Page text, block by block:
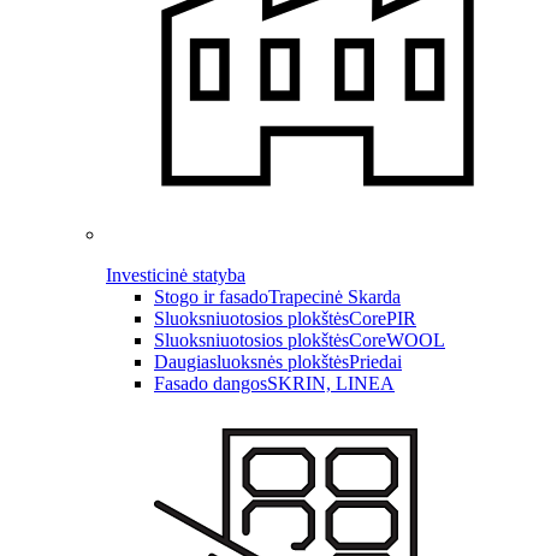
Investicinė statyba
Stogo ir fasadoTrapecinė Skarda
Sluoksniuotosios plokštėsCorePIR
Sluoksniuotosios plokštėsCoreWOOL
Daugiasluoksnės plokštėsPriedai
Fasado dangosSKRIN, LINEA